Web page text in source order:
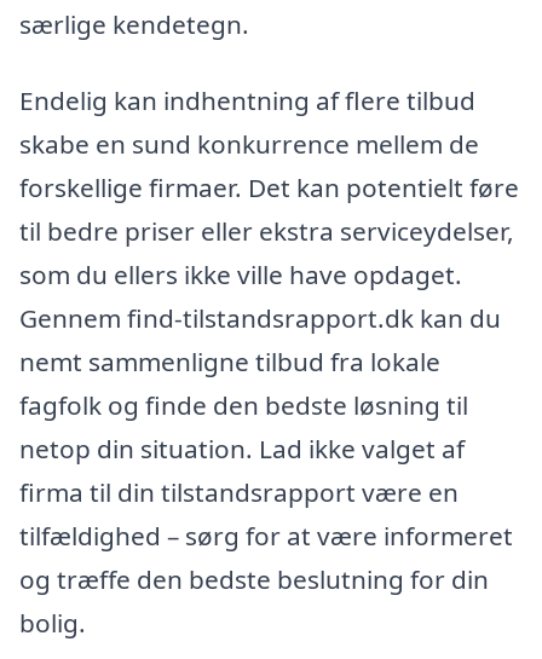
særlige kendetegn.
Endelig kan indhentning af flere tilbud
skabe en sund konkurrence mellem de
forskellige firmaer. Det kan potentielt føre
til bedre priser eller ekstra serviceydelser,
som du ellers ikke ville have opdaget.
Gennem find-tilstandsrapport.dk kan du
nemt sammenligne tilbud fra lokale
fagfolk og finde den bedste løsning til
netop din situation. Lad ikke valget af
firma til din tilstandsrapport være en
tilfældighed – sørg for at være informeret
og træffe den bedste beslutning for din
bolig.